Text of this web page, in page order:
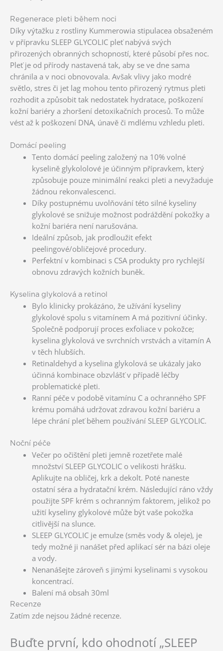
Regenerace pleti během noci
Díky výtažku z rostliny Kummerowia stipulacea obsaženém
v přípravku SLEEP GLYCOLIC pleť nabývá svých
přirozených obranných schopností, které působí přes noc.
Pleť je od přírody nastavená tak, aby se ve dne sama
chránila a v noci obnovovala. Avšak vlivy jako modré
světlo, stres či jet lag mohou tento přirozený rytmus pleti
rozhodit a způsobit tak nedostatek hydratace, poškození
kožní bariéry a zhoršení detoxikačních procesů. To může
vést až k poškození DNA, únavě či mdlému vzhledu pleti.
Domácí peeling
Tento domácí peeling založený na 10% volné
kyselině glykololové je účinným přípravkem, který
způsobuje pouze minimální reakci pleti a nevyžaduje
žádnou rekonvalescenci.
Díky postupnému uvolňování této silné kyseliny
glykolové se snižuje možnost podráždění pokožky a
kožní bariéra není narušována.
Ideální způsob, jak prodloužit efekt
peelingové/obličejové procedury.
Perfektní v kombinaci s CSA produkty pro rychlejší
obnovu zdravých kožních buněk.
Kyselina glykolová a retinol
Bylo klinicky prokázáno, že užívání kyseliny
glykolové spolu s vitamínem A má pozitivní účinky.
Společně podporují proces exfoliace v pokožce;
kyselina glykolová ve svrchních vrstvách a vitamín A
v těch hlubších.
Retinaldehyd a kyselina glykolová se ukázaly jako
účinná kombinace obzvlášť v případě léčby
problematické pleti.
Ranní péče v podobě vitamínu C a ochranného SPF
krému pomáhá udržovat zdravou kožní bariéru a
lépe chrání pleť během používání SLEEP GLYCOLIC.
Noční péče
Večer po očištění pleti jemně rozetřete malé
množství SLEEP GLYCOLIC o velikosti hrášku.
Aplikujte na obličej, krk a dekolt. Poté naneste
ostatní séra a hydratační krém. Následující ráno vždy
použijte SPF krém s ochranným faktorem, jelikož po
užití kyseliny glykolové může být vaše pokožka
citlivější na slunce.
SLEEP GLYCOLIC je emulze (směs vody & oleje), je
tedy možné ji nanášet před aplikací sér na bázi oleje
a vody.
Nenanášejte zároveň s jinými kyselinami s vysokou
koncentrací.
Balení má obsah 30ml
Recenze
Zatím zde nejsou žádné recenze.
Buďte první, kdo ohodnotí „SLEEP